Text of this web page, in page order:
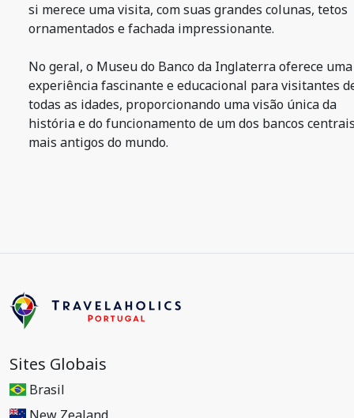
si merece uma visita, com suas grandes colunas, tetos
ornamentados e fachada impressionante.
No geral, o Museu do Banco da Inglaterra oferece uma
experiência fascinante e educacional para visitantes
todas as idades, proporcionando uma visão única da
história e do funcionamento de um dos bancos
mais antigos do mundo.
Sites Globais
Brasil